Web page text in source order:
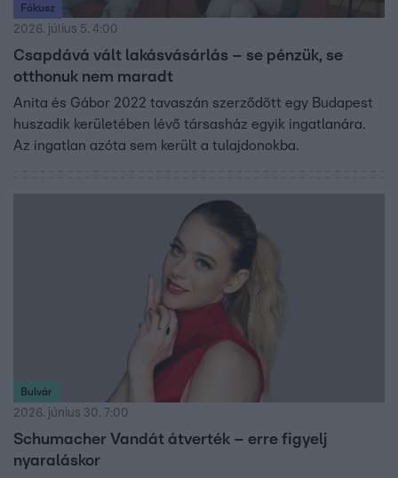
Fókusz
2026. július 5. 4:00
Csapdává vált lakásvásárlás – se pénzük, se
otthonuk nem maradt
Anita és Gábor 2022 tavaszán szerződött egy Budapest
huszadik kerületében lévő társasház egyik ingatlanára.
Az ingatlan azóta sem került a tulajdonokba.
Bulvár
2026. június 30. 7:00
Schumacher Vandát átverték – erre figyelj
nyaraláskor